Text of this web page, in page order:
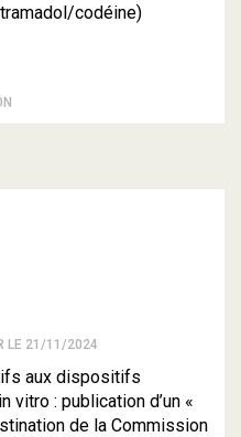
codéine)
LE 21/11/2024
aux dispositifs
vitro : publication d’un «
de la Commission